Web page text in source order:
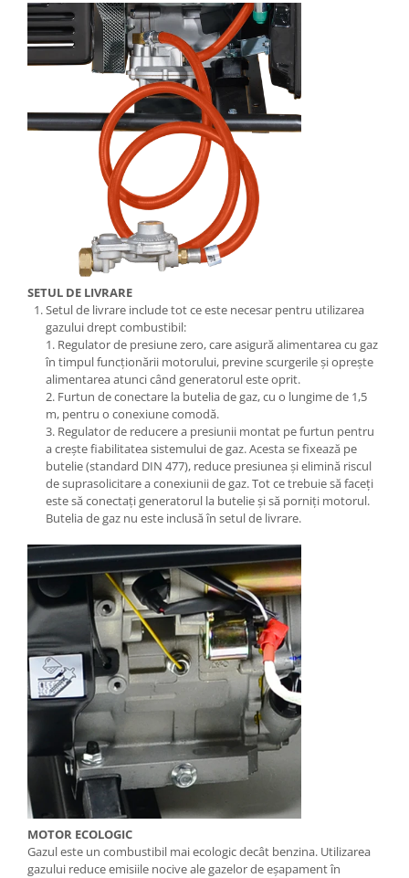
Despicatoare busteni
Ingrijire gazon
Motocoase
Suflante frunze
Atomizoare si pulverizatoare
Tocatoare resturi vegetale
Maturi rotative
Solarii gradina
Solutii depozitare
Casute gradina
Cutii depozitare
Mobilier gradina
Set mobilier gradina
Canapele de gradina
Scaune gradina
Mese gradina
Mobilier
Sezlonguri
Scule electrice
Ciocane rotopercutoare
Ciocane demolatoare
Masini de gaurit
Masini de gaurit cu percutie
Masini de insurubat
Masini de insurubat cu impact
Ferastraie electrice
Aspiratoare
Masini de taiat si stantat
Multi-cuter
SETUL DE LIVRARE
Setul de livrare include tot ce este necesar pentru utilizarea
gazului drept combustibil:
1. Regulator de presiune zero, care asigură alimentarea cu gaz
în timpul funcționării motorului, previne scurgerile și oprește
alimentarea atunci când generatorul este oprit.
2. Furtun de conectare la butelia de gaz, cu o lungime de 1,5
m, pentru o conexiune comodă.
3. Regulator de reducere a presiunii montat pe furtun pentru
a crește fiabilitatea sistemului de gaz. Acesta se fixează pe
butelie (standard DIN 477), reduce presiunea și elimină riscul
de suprasolicitare a conexiunii de gaz. Tot ce trebuie să faceți
este să conectați generatorul la butelie și să porniți motorul.
Butelia de gaz nu este inclusă în setul de livrare.
MOTOR ECOLOGIC
Gazul este un combustibil mai ecologic decât benzina. Utilizarea
gazului reduce emisiile nocive ale gazelor de eșapament în